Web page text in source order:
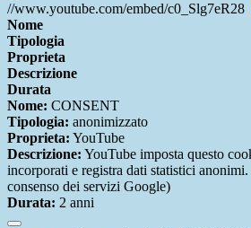
//www.youtube.com/embed/c0_Slg7eR28
Nome
Tipologia
Proprieta
Descrizione
Durata
Nome: CONSENT
Tipologia: anonimizzato
Proprieta: YouTube
Descrizione: YouTube imposta questo
incorporati e registra dati statistici
consenso dei servizi Google)
Durata: 2 anni